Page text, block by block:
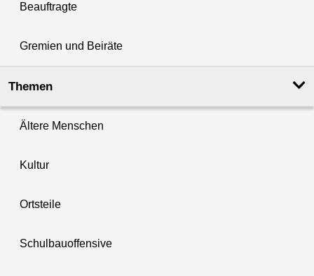
Beauftragte
Gremien und Beiräte
Themen
Ältere Menschen
Kultur
Ortsteile
Schulbauoffensive